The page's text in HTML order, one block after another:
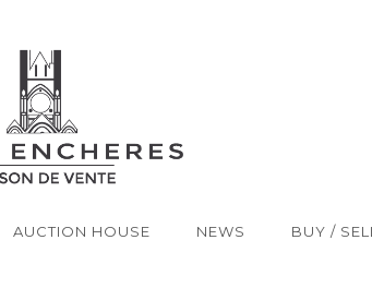
AUCTION HOUSE NEWS BUY /